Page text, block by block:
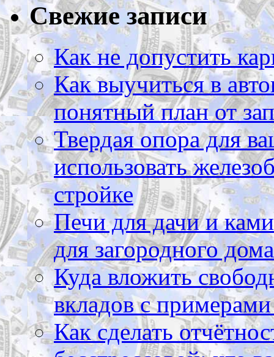
Свежие записи
Как не допустить
Как выучиться в
понятный план от
Твердая опора для
использовать
стройке
Печи для дачи и
для загородного дома
Куда вложить
вкладов с
Как сделать